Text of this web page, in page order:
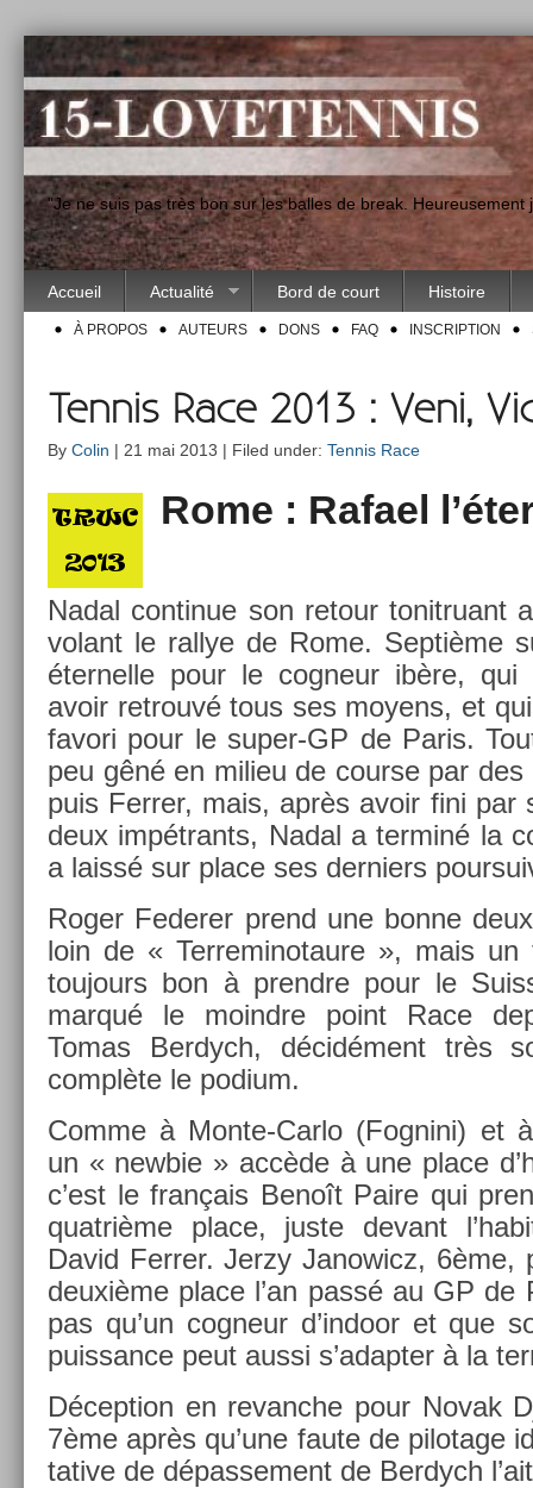
"Je ne suis pas très bon sur les balles de break.
Accueil Actualité Bord de court Histoire
À PROPOS AUTEURS DONS FAQ INSCRIPTION
Tennis Race 2013 : Veni,
By Colin | 21 mai 2013 | Filed under: Tennis Race
Rome : Rafael
Nadal con­tinue son re­tour tonit­ruant
volant le ral­lye de Rome. Septième
éter­nelle pour le cog­neur ibère, qui
avoir retro­uvé tous ses moyens, et
favori pour le super-GP de Paris.
peu gêné en milieu de co­ur­se par
puis Ferr­er, mais, après avoir fini par
deux im­pétrants, Nadal a ter­miné la
a laissé sur place ses de­rni­ers
Roger Feder­er prend une bonne
loin de « Ter­reminotaure », mais un
toujours bon à pre­ndre pour le
marqué le moindre point Race
Tomas Be­rdych, décidément très
complète le podium.
Comme à Monte-Carlo (Fog­nini) et
un « new­bie » accède à une place
c’est le français Benoît Paire qui
quat­rième place, juste de­vant
David Ferr­er. Jerzy Janowicz, 6ème,
deuxième place l’an passé au GP de
pas qu’un cog­neur d’in­door et que
puis­sance peut aussi s’adapt­er à la
Décep­tion en re­vanche pour Novak
7ème après qu’une faute de pilotage
tative de dépas­se­ment de Be­rdych